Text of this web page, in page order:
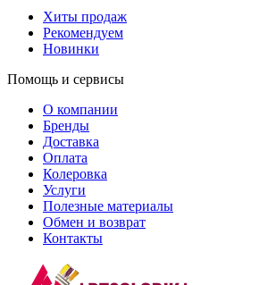
Хиты продаж
Рекомендуем
Новинки
Помощь и сервисы
О компании
Бренды
Доставка
Оплата
Колеровка
Услуги
Полезные материалы
Обмен и возврат
Контакты